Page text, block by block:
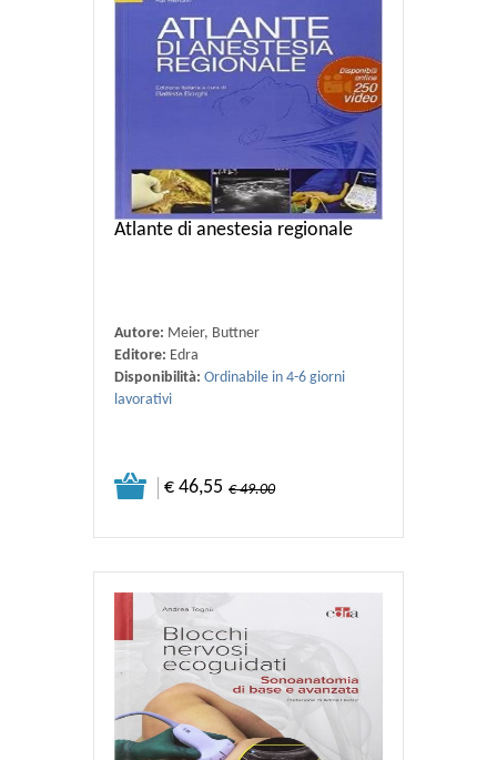
Atlante di anestesia regionale
Autore: Meier, Buttner
Editore: Edra
Disponibilità: Ordinabile in 4-6 giorni
lavorativi
€ 46,55 € 49.00